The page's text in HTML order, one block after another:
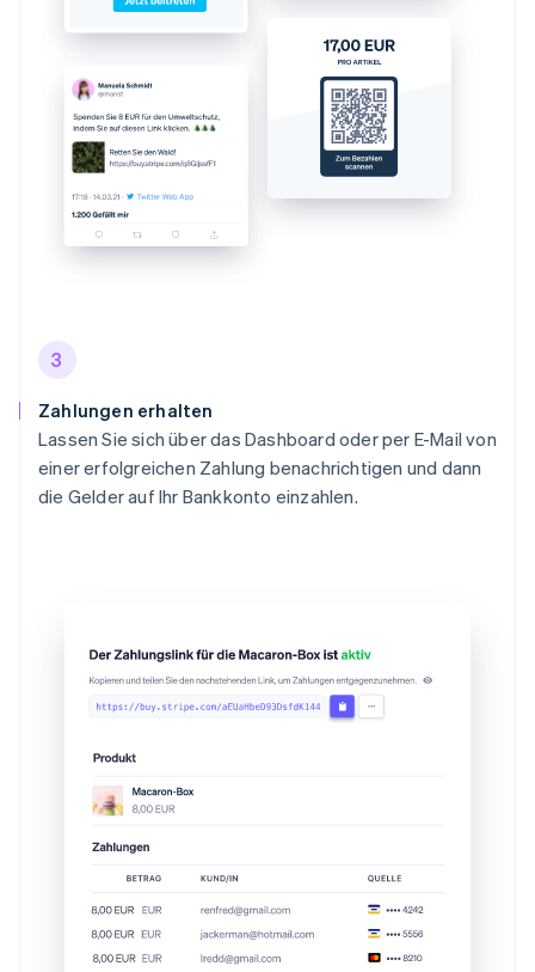
3
Zahlungen erhalten
Lassen Sie sich über das Dashboard oder per E-Mail von
einer erfolgreichen Zahlung benachrichtigen und dann
die Gelder auf Ihr Bankkonto einzahlen.